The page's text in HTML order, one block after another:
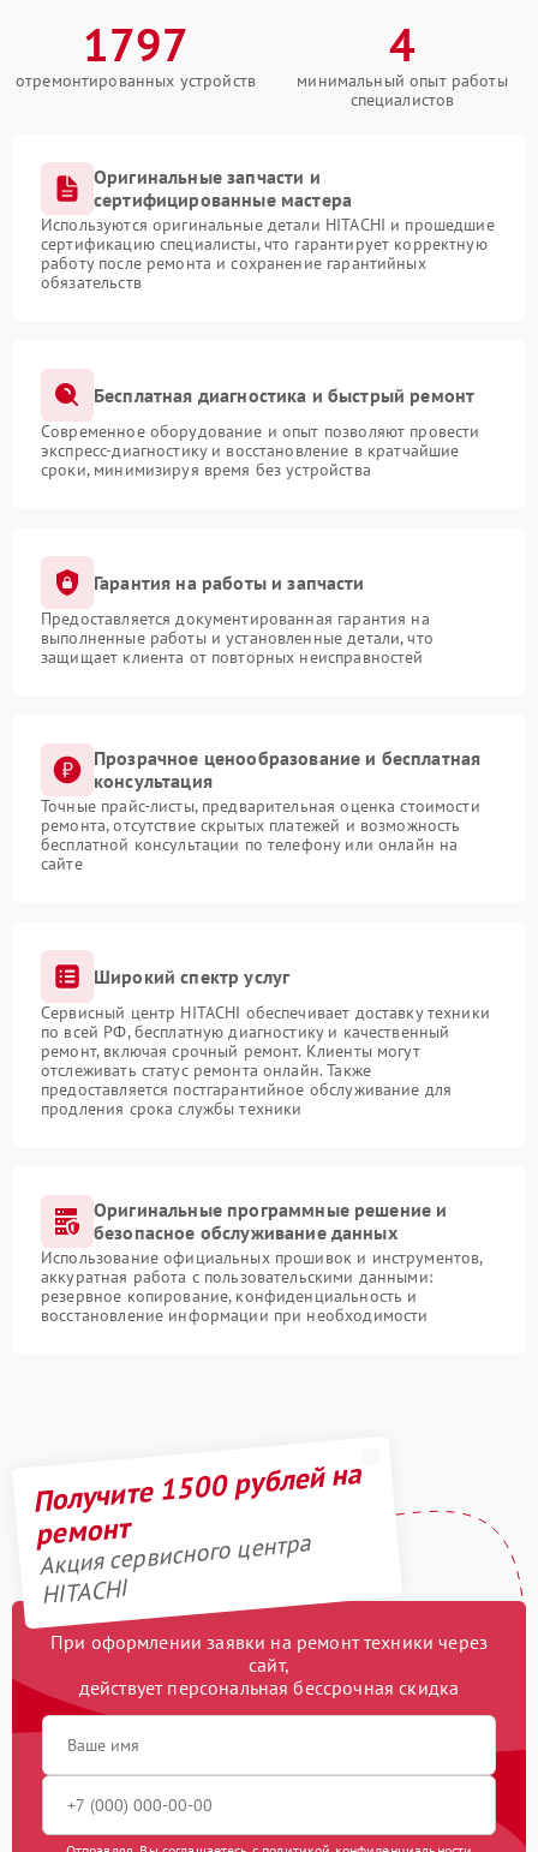
1797
отремонтированных устройств
4
минимальный опыт работы
специалистов
Оригинальные запчасти и
сертифицированные мастера
Используются оригинальные детали HITACHI и прошедшие
сертификацию специалисты, что гарантирует корректную
работу после ремонта и сохранение гарантийных
обязательств
Бесплатная диагностика и быстрый ремонт
Современное оборудование и опыт позволяют провести
экспресс-диагностику и восстановление в кратчайшие
сроки, минимизируя время без устройства
Гарантия на работы и запчасти
Предоставляется документированная гарантия на
выполненные работы и установленные детали, что
защищает клиента от повторных неисправностей
Прозрачное ценообразование и бесплатная
консультация
Точные прайс-листы, предварительная оценка стоимости
ремонта, отсутствие скрытых платежей и возможность
бесплатной консультации по телефону или онлайн на
сайте
Широкий спектр услуг
Сервисный центр HITACHI обеспечивает доставку техники
по всей РФ, бесплатную диагностику и качественный
ремонт, включая срочный ремонт. Клиенты могут
отслеживать статус ремонта онлайн. Также
предоставляется постгарантийное обслуживание для
продления срока службы техники
Оригинальные программные решение и
безопасное обслуживание данных
Использование официальных прошивок и инструментов,
аккуратная работа с пользовательскими данными:
резервное копирование, конфиденциальность и
восстановление информации при необходимости
Получите 1500 рублей на
ремонт
Акция сервисного центра
HITACHI
При оформлении заявки на ремонт техники через
сайт,
действует персональная бессрочная скидка